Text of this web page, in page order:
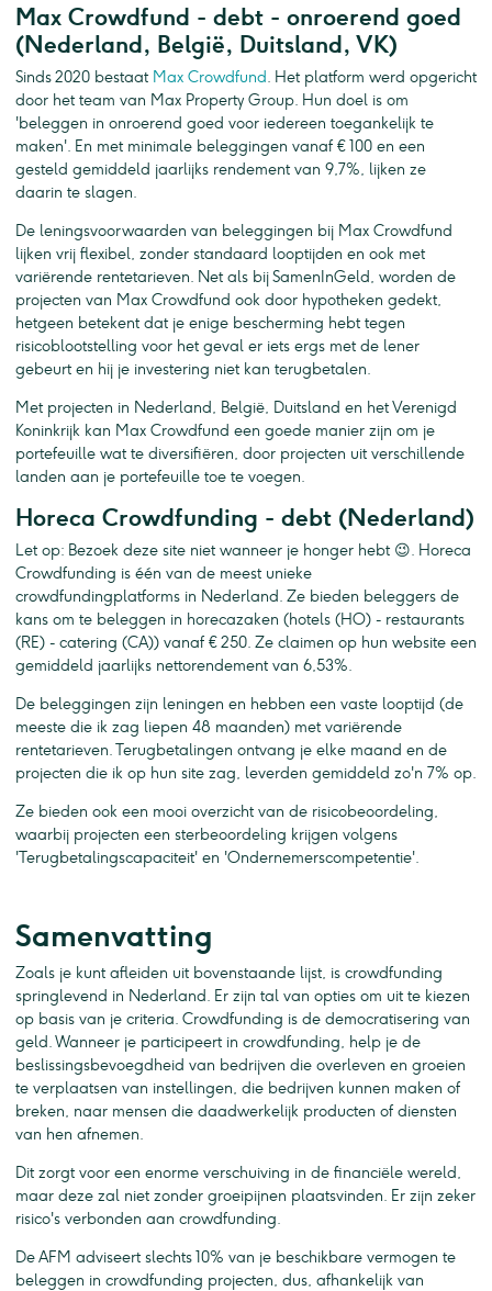
Max Crowdfund - debt - onroerend goed
(Nederland, België, Duitsland, VK)
Sinds 2020 bestaat Max Crowdfund. Het platform werd opgericht
door het team van Max Property Group. Hun doel is om
'beleggen in onroerend goed voor iedereen toegankelijk te
maken'. En met minimale beleggingen vanaf € 100 en een
gesteld gemiddeld jaarlijks rendement van 9,7%, lijken ze
daarin te slagen.
De leningsvoorwaarden van beleggingen bij Max Crowdfund
lijken vrij flexibel, zonder standaard looptijden en ook met
variërende rentetarieven. Net als bij SamenInGeld, worden de
projecten van Max Crowdfund ook door hypotheken gedekt,
hetgeen betekent dat je enige bescherming hebt tegen
risicoblootstelling voor het geval er iets ergs met de lener
gebeurt en hij je investering niet kan terugbetalen.
Met projecten in Nederland, België, Duitsland en het Verenigd
Koninkrijk kan Max Crowdfund een goede manier zijn om je
portefeuille wat te diversifiëren, door projecten uit verschillende
landen aan je portefeuille toe te voegen.
Horeca Crowdfunding - debt (Nederland)
Let op: Bezoek deze site niet wanneer je honger hebt 😉. Horeca
Crowdfunding is één van de meest unieke
crowdfundingplatforms in Nederland. Ze bieden beleggers de
kans om te beleggen in horecazaken (hotels (HO) - restaurants
(RE) - catering (CA)) vanaf € 250. Ze claimen op hun website een
gemiddeld jaarlijks nettorendement van 6,53%.
De beleggingen zijn leningen en hebben een vaste looptijd (de
meeste die ik zag liepen 48 maanden) met variërende
rentetarieven. Terugbetalingen ontvang je elke maand en de
projecten die ik op hun site zag, leverden gemiddeld zo'n 7% op.
Ze bieden ook een mooi overzicht van de risicobeoordeling,
waarbij projecten een sterbeoordeling krijgen volgens
'Terugbetalingscapaciteit' en 'Ondernemerscompetentie'.
Samenvatting
Zoals je kunt afleiden uit bovenstaande lijst, is crowdfunding
springlevend in Nederland. Er zijn tal van opties om uit te kiezen
op basis van je criteria. Crowdfunding is de democratisering van
geld. Wanneer je participeert in crowdfunding, help je de
beslissingsbevoegdheid van bedrijven die overleven en groeien
te verplaatsen van instellingen, die bedrijven kunnen maken of
breken, naar mensen die daadwerkelijk producten of diensten
van hen afnemen.
Dit zorgt voor een enorme verschuiving in de financiële wereld,
maar deze zal niet zonder groeipijnen plaatsvinden. Er zijn zeker
risico's verbonden aan crowdfunding.
De AFM adviseert slechts 10% van je beschikbare vermogen te
beleggen in crowdfunding projecten, dus, afhankelijk van